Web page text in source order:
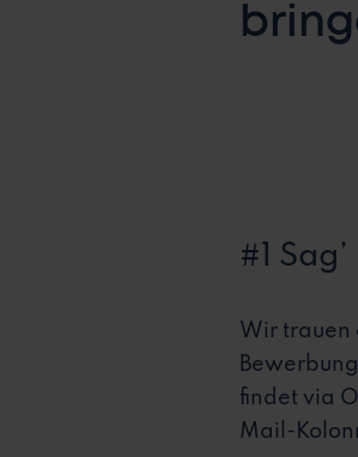
#1
Wir trauen
findet via
Mail-